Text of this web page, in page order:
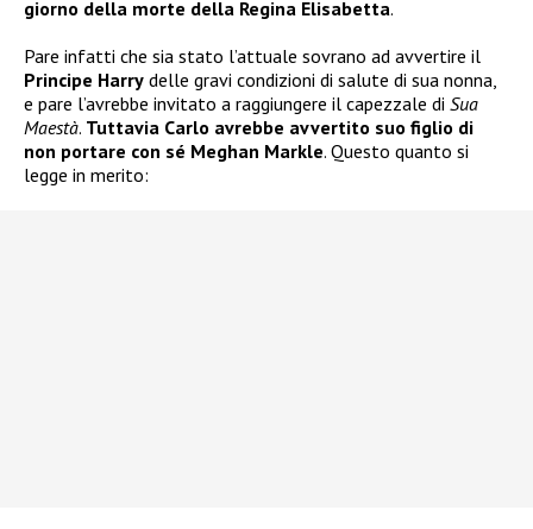
giorno della morte della Regina Elisabetta.
Pare infatti che sia stato l’attuale sovrano ad avvertire il
Principe Harry delle gravi condizioni di salute di sua nonna,
e pare l’avrebbe invitato a raggiungere il capezzale di Sua
Maestà. Tuttavia Carlo avrebbe avvertito suo figlio di
non portare con sé Meghan Markle. Questo quanto si
legge in merito: